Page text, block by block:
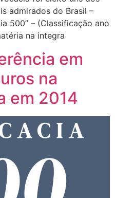
admirados do Brasil –
500” – (Classificação ano
na integra
em
na
em 2014